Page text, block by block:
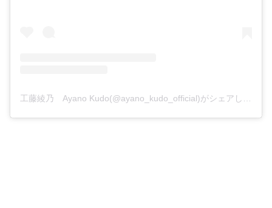
工藤綾乃 Ayano Kudo(@ayano_kudo_official)がシェアした投稿